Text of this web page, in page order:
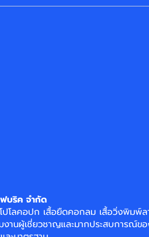
บริค จำกัด
ปโลคอปก เสื้อยืดคอกลม เสื้อวิ่งพิมพ์
นผู้เชี่ยวชาญและมากประสบการณ์ขอ